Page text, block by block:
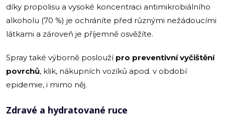
díky propolisu a vysoké koncentraci antimikrobiálního
alkoholu (70 %) je ochráníte před různými nežádoucími
látkami a zároveň je příjemně osvěžíte.
Spray také výborně poslouží pro preventivní vyčištění
povrchů, klik, nákupních vozíků apod. v období
epidemie, i mimo něj.
Zdravé a hydratované ruce